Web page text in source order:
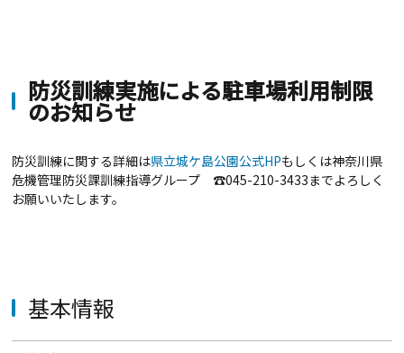
防災訓練実施による駐車場利用制限
のお知らせ
防災訓練に関する詳細は県立城ケ島公園公式HPもしくは神奈川県
危機管理防災課訓練指導グループ ☎045-210-3433までよろしく
お願いいたします。
基本情報